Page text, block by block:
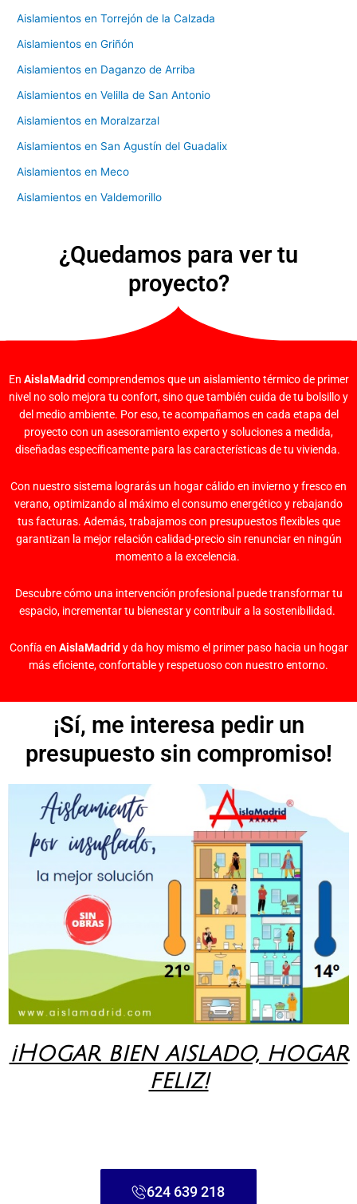
Aislamientos en Torrejón de la Calzada
Aislamientos en Griñón
Aislamientos en Daganzo de Arriba
Aislamientos en Velilla de San Antonio
Aislamientos en Moralzarzal
Aislamientos en San Agustín del Guadalix
Aislamientos en Meco
Aislamientos en Valdemorillo
¿Quedamos para ver tu
proyecto?
En AislaMadrid comprendemos que un aislamiento térmico de primer
nivel no solo mejora tu confort, sino que también cuida de tu bolsillo y
del medio ambiente. Por eso, te acompañamos en cada etapa del
proyecto con un asesoramiento experto y soluciones a medida,
diseñadas específicamente para las características de tu vivienda.
Con nuestro sistema lograrás un hogar cálido en invierno y fresco en
verano, optimizando al máximo el consumo energético y rebajando
tus facturas. Además, trabajamos con presupuestos flexibles que
garantizan la mejor relación calidad-precio sin renunciar en ningún
momento a la excelencia.
Descubre cómo una intervención profesional puede transformar tu
espacio, incrementar tu bienestar y contribuir a la sostenibilidad.
Confía en AislaMadrid y da hoy mismo el primer paso hacia un hogar
más eficiente, confortable y respetuoso con nuestro entorno.
¡Sí, me interesa pedir un
presupuesto sin compromiso!
¡Hogar bien aislado, hogar
feliz!
624 639 218